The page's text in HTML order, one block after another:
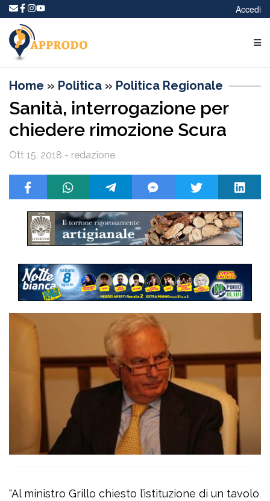
Accedi
Home » Politica » Politica Regionale
Sanità, interrogazione per
chiedere rimozione Scura
Ott 15, 2018 - redazione
“Al ministro Grillo chiesto l’istituzione di un tavolo